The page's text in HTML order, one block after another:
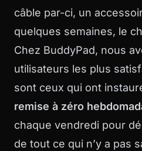
câble par-ci, un
quelques semaines, le
Chez BuddyPad, nous
utilisateurs les plus
sont ceux qui ont
remise à zéro
chaque vendredi pour
de tout ce qui n’y a pas